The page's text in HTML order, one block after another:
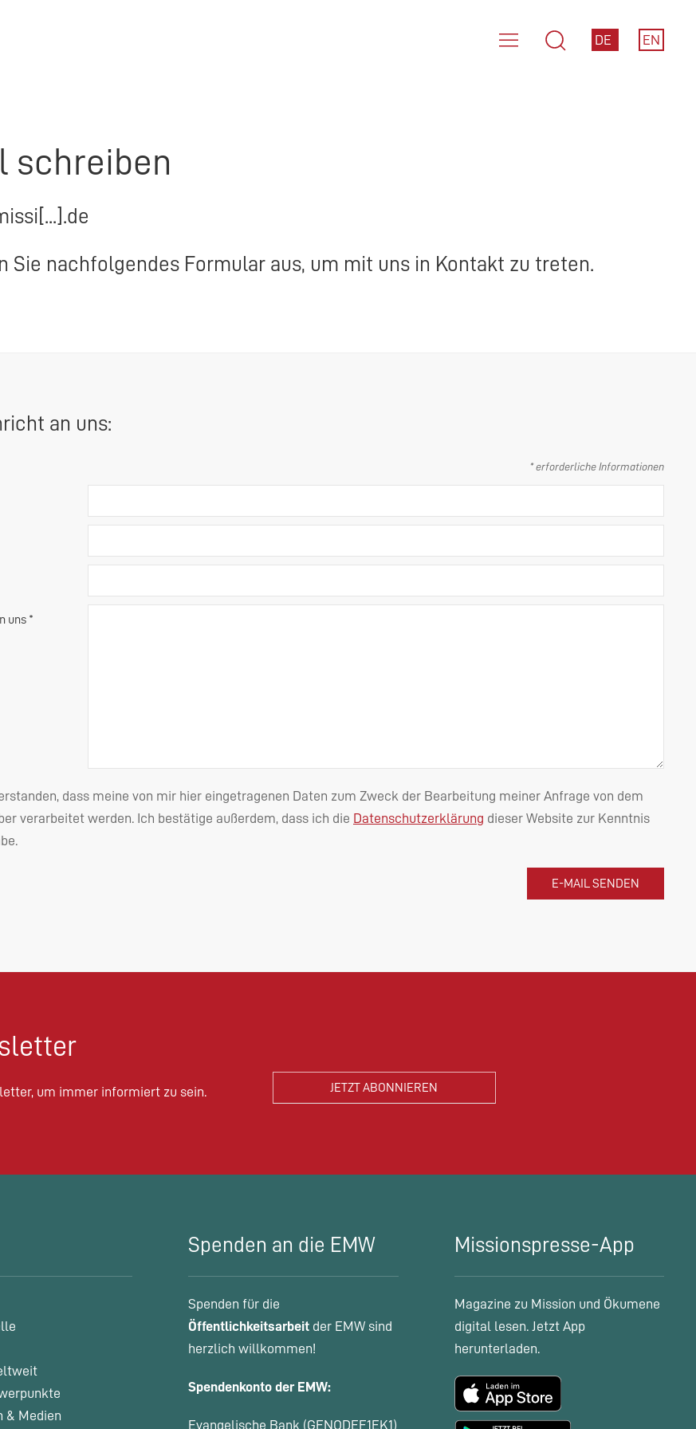
DE EN
schreiben
Sie nachfolgendes Formular aus, um mit uns in Kontakt zu treten.
an uns:
* erforderliche Informationen
uns *
dass meine von mir hier eingetragenen Daten zum Zweck der Bearbeitung meiner Anfrage von dem
verarbeitet werden. Ich bestätige außerdem, dass ich die Datenschutzerklärung dieser Website zur Kenntnis
um immer informiert zu sein.
& Medien
Spenden an die EMW
Spenden für die
Öffentlichkeitsarbeit der EMW sind
herzlich willkommen!
Spendenkonto der EMW:
Evangelische Bank (GENODEF1EK1)
Missionspresse-App
Magazine zu Mission und Ökumene
digital lesen. Jetzt App
herunterladen.